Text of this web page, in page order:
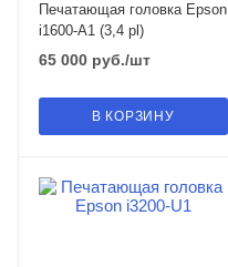
Печатающая головка Epson
i1600-A1 (3,4 pl)
65 000 руб./шт
В КОРЗИНУ